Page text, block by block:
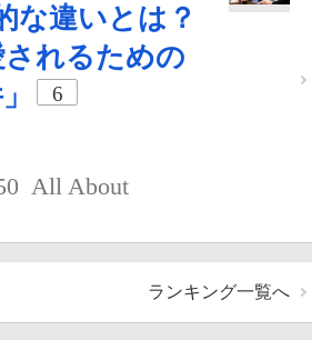
な違いとは？
れるための
6
All About
ランキング一覧へ